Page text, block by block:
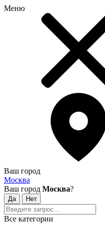
Меню
Ваш город
Москва
Ваш город Москва?
Все категории